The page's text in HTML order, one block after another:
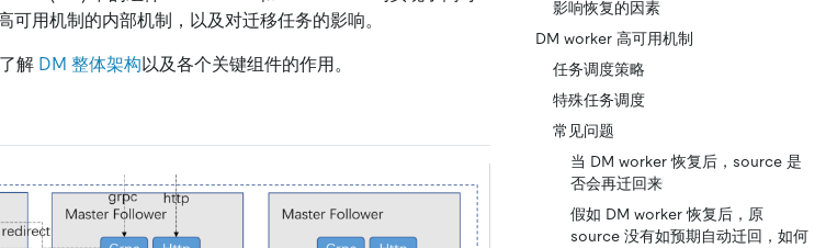
用机制的内部机制，以及对迁移任务的影响。
解 DM 整体架构以及各个关键组件的作用。
影响恢复的因素
DM worker 高可用机制
任务调度策略
特殊任务调度
常见问题
当 DM worker 恢复后，source 是
否会再迁回来
假如 DM worker 恢复后，原
source 没有如预期自动迁回，如何